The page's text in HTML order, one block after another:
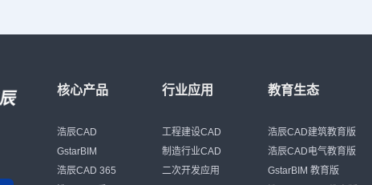
核心产品
浩辰CAD
GstarBIM
浩辰CAD 365
行业应用
工程建设CAD
制造行业CAD
二次开发应用
教育生态
浩辰CAD建筑教育版
浩辰CAD电气教育版
GstarBIM 教育版